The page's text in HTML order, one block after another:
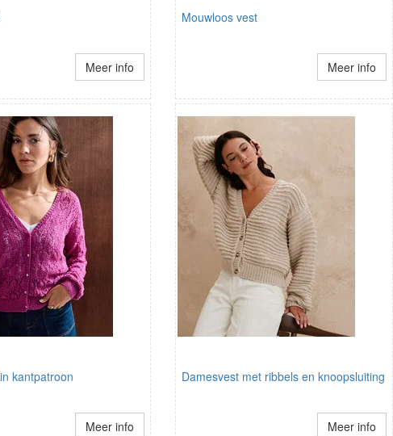
Meer info
Mouwloos vest
Meer info
kantpatroon
Meer info
Damesvest met ribbels en knoopsluiting
Meer info